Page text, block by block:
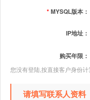
*MYSQL版本：
IP地址：
购买年限：
您没有登陆,按直接客户身份计
请填写联系人资料